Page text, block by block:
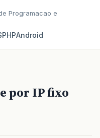
Programacao e
PHPAndroid
por IP fixo